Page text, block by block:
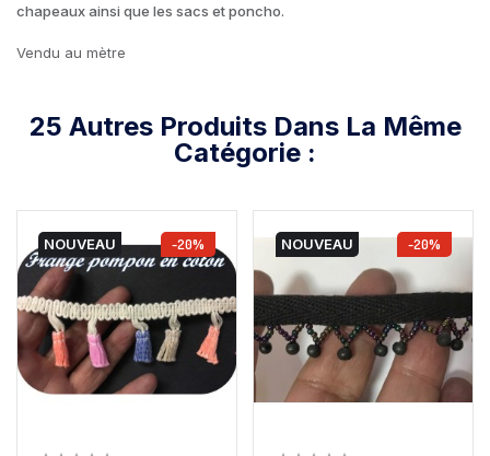
chapeaux ainsi que les sacs et poncho.
Vendu au mètre
25 Autres Produits Dans La Même
Catégorie :
NOUVEAU -20% NOUVEAU -20%